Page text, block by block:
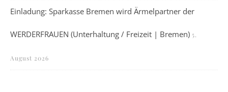
Einladung: Sparkasse Bremen wird Ärmelpartner der
WERDERFRAUEN (Unterhaltung / Freizeit | Bremen) 5.
August 2026